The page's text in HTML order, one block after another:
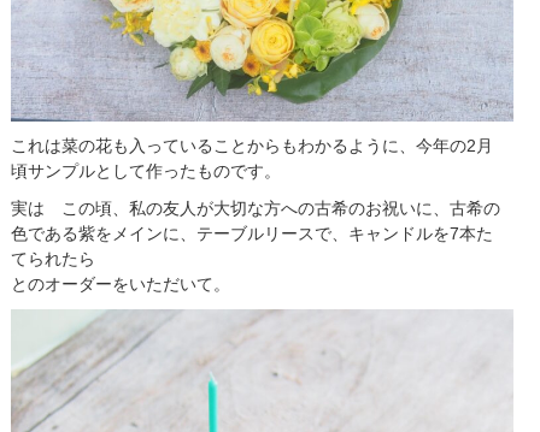
これは菜の花も入っていることからもわかるように、今年の2月
頃サンプルとして作ったものです。
実は この頃、私の友人が大切な方への古希のお祝いに、古希の
色である紫をメインに、テーブルリースで、キャンドルを7本た
てられたら
とのオーダーをいただいて。